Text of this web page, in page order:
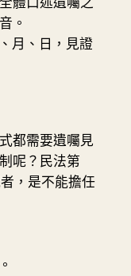
。
月、日，見證
都需要遺囑見
呢？民法第
，是不能擔任